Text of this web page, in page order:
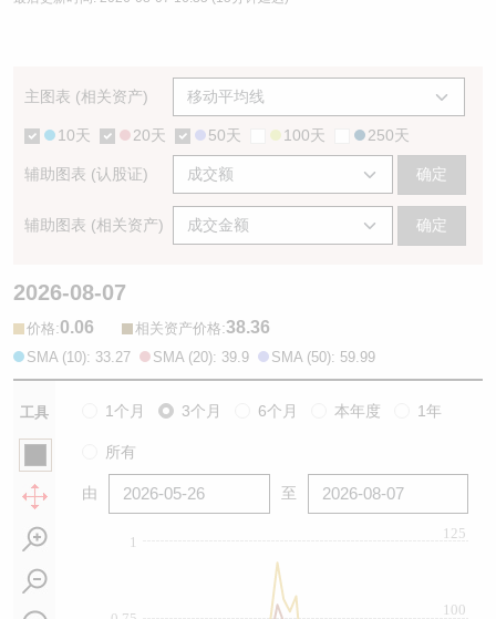
主图表 (相关资产)
10天 20天 50天 100天 250天
辅助图表 (认股证) 确定
辅助图表 (相关资产) 确定
2026-08-07
价格:0.06 相关资产价格:38.36
SMA (10): 33.27 SMA (20): 39.9 SMA (50): 59.99
工具 1个月 3个月 6个月 本年度 1年
所有
由 至
1
100
125